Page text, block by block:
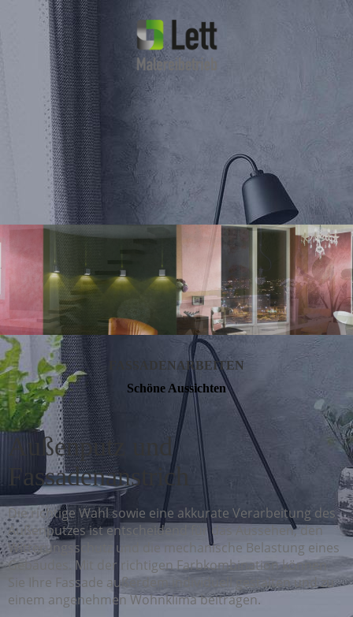
FASSADENARBEITEN
Schöne Aussichten
Außenputz und
Fassadenanstrich
Die richtige Wahl sowie eine akkurate Verarbeitung des
Außenputzes ist entscheidend für das Aussehen, den
Witterungsschutz und die mechanische Belastung eines
Gebäudes. Mit der richtigen Farbkombination können
Sie Ihre Fassade außerdem individuell gestalten und zu
einem angenehmen Wohnklima beitragen.